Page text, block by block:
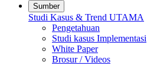
Sumber
Studi Kasus & Trend UTAMA
Pengetahuan
Studi kasus Implementasi
White Paper
Brosur / Videos